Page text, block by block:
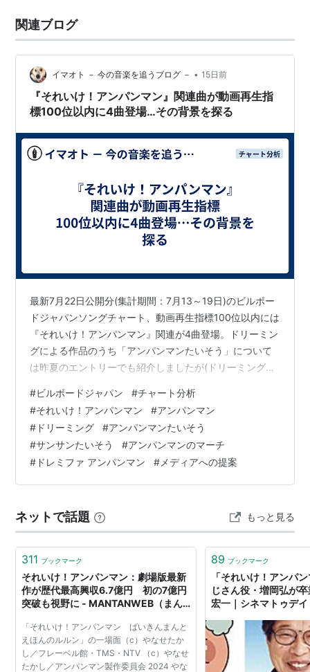
関連ブログ
イマオト － 今の音楽を追うブログ － • 15日前
『それいけ！アンパンマン』関連曲が動画再生指
標100位以内に4曲登場…その背景を探る
最新7月22日公開分(集計期間：7月13～19日)のビルボー
ドジャパンソングチャート、動画再生指標100位以内には
『それいけ！アンパンマン』関連が4曲登場。ドリーミン
グによる作品のうち「アンパンマンたいそう」について
は昨夏のエントリーでも紹介しましたが(ドリーミング
露も有り得るのではと考える(2025年7月21日付)参照)、
前週以降の動向は注目すべきといえます。
#ビルボードジャパン #チャート分析
#それいけ！アンパンマン #アンパンマン
# ドリーミング #アンパンマンたいそう
#サンサンたいそう #アンパンマンのマーチ
# ドレミファ アンパンマン # メディアへの提案
ネットで話題 もっと見る
311 ブックマーク
それいけ！アンパンマン：劇場版最新
作が歴代最高興収6.7億円 初の7億円
突破も視野に - MANTANWEB（まん
「それいけ！アンパンマン ばいきんまんと
えほんのルルン」の一場面（c）やなせたか
し／フレーベル館・TMS・NTV （c）やなせ
たかし／アンパンマン製作委員会 2024 やな
89 ブックマーク
「それいけ！アンパ
じさん役・増岡弘が
宏一｜シネマトゥデイ